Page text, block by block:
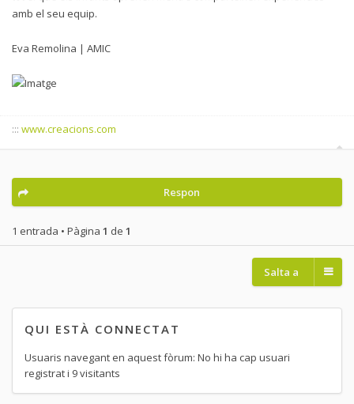
amb el seu equip.
Eva Remolina | AMIC
::: www.creacions.com
Respon
1 entrada • Pàgina 1 de 1
Salta a
QUI ESTÀ CONNECTAT
Usuaris navegant en aquest fòrum: No hi ha cap usuari
registrat i 9 visitants